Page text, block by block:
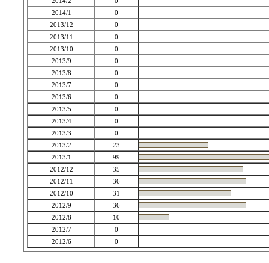
2014/1
0
2013/12
0
2013/11
0
2013/10
0
2013/9
0
2013/8
0
2013/7
0
2013/6
0
2013/5
0
2013/4
0
2013/3
0
2013/2
23
2013/1
99
2012/12
35
2012/11
36
2012/10
31
2012/9
36
2012/8
10
2012/7
0
2012/6
0